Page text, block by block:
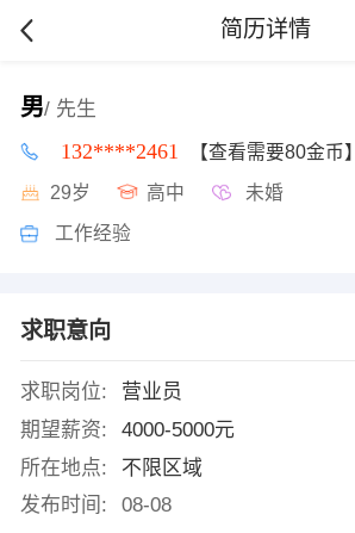
简历详情
男/ 先生
132****2461 【查看需要80金币】
29岁 高中 未婚
工作经验
求职意向
求职岗位:
营业员
期望薪资:
4000-5000元
所在地点:
不限区域
发布时间:
08-08